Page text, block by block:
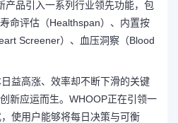
产品引入一系列行业领先功能，包
命评估（Healthspan）、内置按
Screener）、血压洞察（Blood
益高涨、效率却不断下滑的关键
新应运而生。WHOOP正在引领一
使用户能够将每日决策与可衡